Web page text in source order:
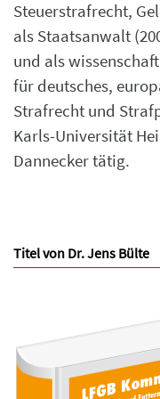
Steuerstrafrecht,
als Staatsanwalt
und als
für deutsches,
Strafrecht und
Karls-Universität
Dannecker tätig.
Titel von Dr. Jens Bülte